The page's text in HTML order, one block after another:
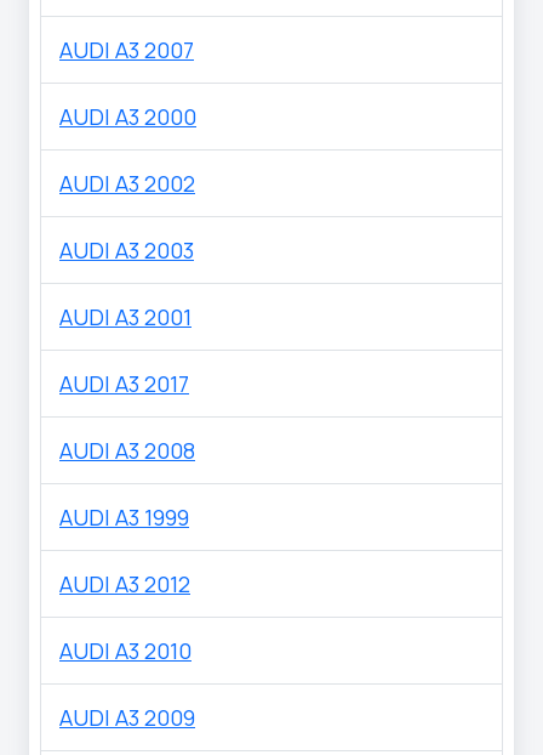
AUDI A3 2007
AUDI A3 2000
AUDI A3 2002
AUDI A3 2003
AUDI A3 2001
AUDI A3 2017
AUDI A3 2008
AUDI A3 1999
AUDI A3 2012
AUDI A3 2010
AUDI A3 2009